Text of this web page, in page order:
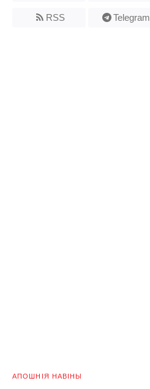
RSS Telegram
АПОШНІЯ НАВІНЫ